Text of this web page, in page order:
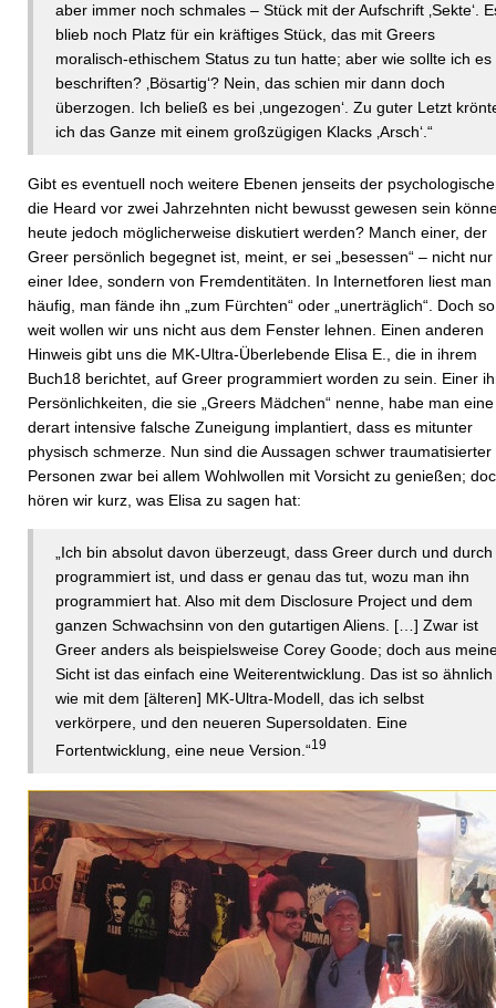
aber immer noch schmales – Stück mit der Aufschrift ‚Sekte‘.
blieb noch Platz für ein kräftiges Stück, das mit Greers
moralisch-ethischem Status zu tun hatte; aber wie sollte ich es
beschriften? ‚Bösartig‘? Nein, das schien mir dann doch
überzogen. Ich beließ es bei ‚ungezogen‘. Zu guter Letzt
ich das Ganze mit einem großzügigen Klacks ‚Arsch‘.“
Gibt es eventuell noch weitere Ebenen jenseits der
die Heard vor zwei Jahrzehnten nicht bewusst gewesen sein
heute jedoch möglicherweise diskutiert werden? Manch einer, der
Greer persönlich begegnet ist, meint, er sei „besessen“ – nicht
einer Idee, sondern von Fremdentitäten. In Internetforen liest man
häufig, man fände ihn „zum Fürchten“ oder „unerträglich“. Doch so
weit wollen wir uns nicht aus dem Fenster lehnen. Einen anderen
Hinweis gibt uns die MK-Ultra-Überlebende Elisa E., die in ihrem
Buch18 berichtet, auf Greer programmiert worden zu sein. Einer
Persönlichkeiten, die sie „Greers Mädchen“ nenne, habe man eine
derart intensive falsche Zuneigung implantiert, dass es mitunter
physisch schmerze. Nun sind die Aussagen schwer traumatisierter
Personen zwar bei allem Wohlwollen mit Vorsicht zu genießen;
hören wir kurz, was Elisa zu sagen hat:
„Ich bin absolut davon überzeugt, dass Greer durch und durch
programmiert ist, und dass er genau das tut, wozu man ihn
programmiert hat. Also mit dem Disclosure Project und dem
ganzen Schwachsinn von den gutartigen Aliens. […] Zwar ist
Greer anders als beispielsweise Corey Goode; doch aus
Sicht ist das einfach eine Weiterentwicklung. Das ist so ähnlich
wie mit dem [älteren] MK-Ultra-Modell, das ich selbst
verkörpere, und den neueren Supersoldaten. Eine
Fortentwicklung, eine neue Version.“19